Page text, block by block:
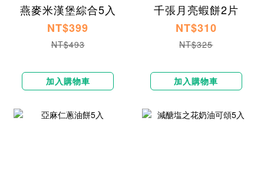
燕麥米漢堡綜合5入
NT$399
NT$493
加入購物車
千張月亮蝦餅2片
NT$310
NT$325
加入購物車